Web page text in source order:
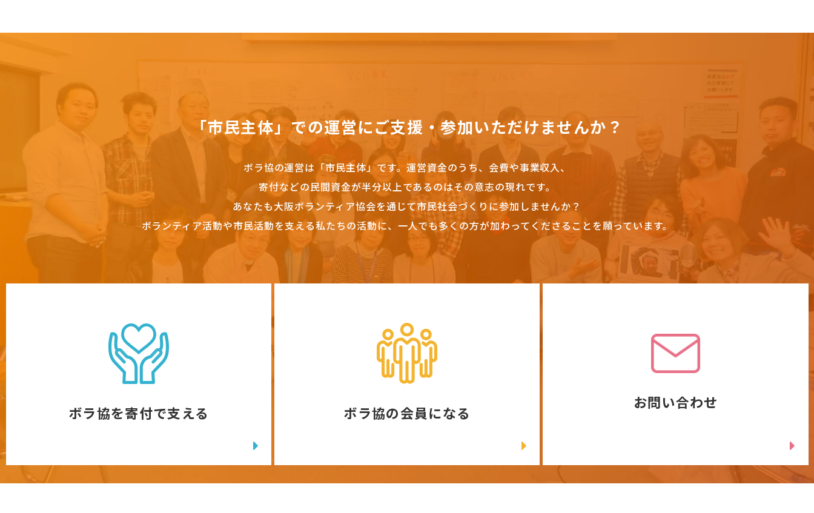
「市民主体」での運営にご支援・参加いただけませんか？
ボラ協の運営は「市民主体」です。 運営資金のうち、会費や事業収入、
寄付などの民間資金が半分以上であるのはその意志の現れです。
あなたも大阪ボランティア協会を通じて市民社会づくりに参加しませんか？
ボランティア活動や市民活動を支える私たちの活動に、一人でも多くの方が加わってくださることを願っています。
ボラ協を寄付で支える ボラ協の会員になる
お問い合わせ